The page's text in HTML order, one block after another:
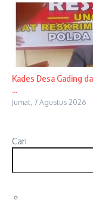
Kades Desa Gading
...
Jumat, 7 Agustus 2026
Cari